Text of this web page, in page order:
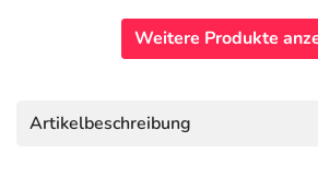
Weitere Produkte
Artikelbeschreibung